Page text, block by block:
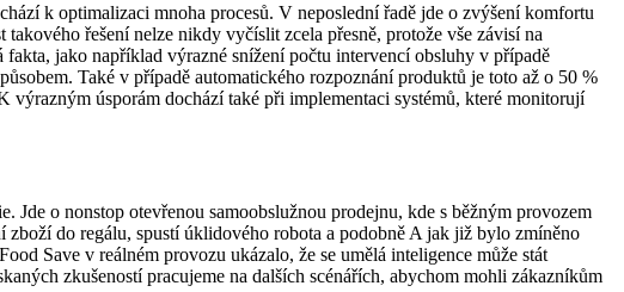
k optimalizaci mnoha procesů. V neposlední řadě jde o zvýšení komfortu
řešení nelze nikdy vyčíslit zcela přesně, protože vše závisí na
jako například výrazné snížení počtu intervencí obsluhy v případě
Také v případě automatického rozpoznání produktů je toto až o 50 %
úsporám dochází také při implementaci systémů, které monitorují
o nonstop otevřenou samoobslužnou prodejnu, kde s běžným provozem
do regálu, spustí úklidového robota a podobně A jak již bylo zmíněno
Save v reálném provozu ukázalo, že se umělá inteligence může stát
zkušeností pracujeme na dalších scénářích, abychom mohli zákazníkům